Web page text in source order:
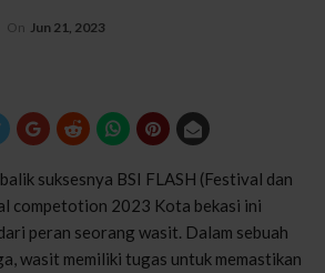
On Jun 21, 2023
suksesnya BSI FLASH (Festival dan
competotion 2023 Kota bekasi ini
peran seorang wasit. Dalam sebuah
wasit memiliki tugas untuk memastikan